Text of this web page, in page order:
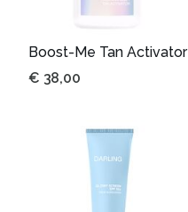
Boost-Me Tan Activator
€ 38,00